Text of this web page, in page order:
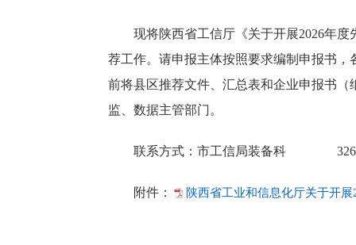
现将陕西省工信厅《关于开展2026年
荐工作。请申报主体按照要求编制申报书
前将县区推荐文件、汇总表和企业申报书
监、数据主管部门。
联系方式：市工信局装备科
附件： 陕西省工业和信息化厅关于开